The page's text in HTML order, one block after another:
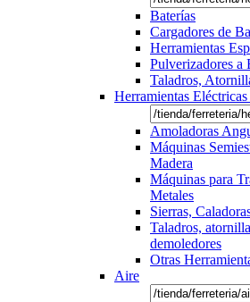
Baterías
Cargadores de
Herramientas
Pulverizadores a
Taladros,
Herramientas
Amoladoras
Máquinas
Madera
Máquinas para
Metales
Sierras,
Taladros,
demoledores
Otras
Aire